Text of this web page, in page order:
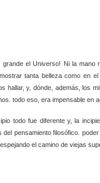
grande el Universo! Ni la mano
tanta belleza como en
hallar, y, dónde, además, los
todo eso, era impensable en
todo fue diferente y, la
del pensamiento filosófico.
el camino de viejas